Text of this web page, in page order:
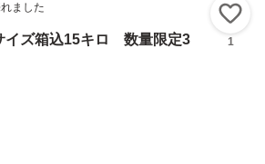
ました
イズ箱込15キロ 数量限定3
1